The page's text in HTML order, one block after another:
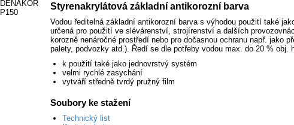
Styrenakrylátová základní antikorozní barva
Vodou ředitelná základní antikorozní barva s výhodou použití také
určená pro použití ve slévárenství, strojírenství a dalších
korozně nenáročné prostředí nebo pro dočasnou ochranu např. jako
palety, podvozky atd.). Ředí se dle potřeby vodou max. do 20 % obj.
k použití také jako jednovrstvý systém
velmi rychlé zasychání
vytváří středně tvrdý pružný film
Soubory ke stažení
Technický list